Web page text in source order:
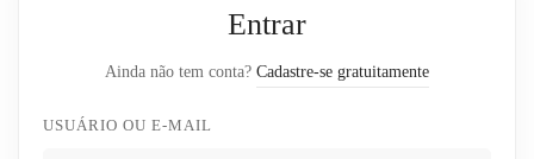
Entrar
Ainda não tem conta? Cadastre-se gratuitamente
USUÁRIO OU E-MAIL